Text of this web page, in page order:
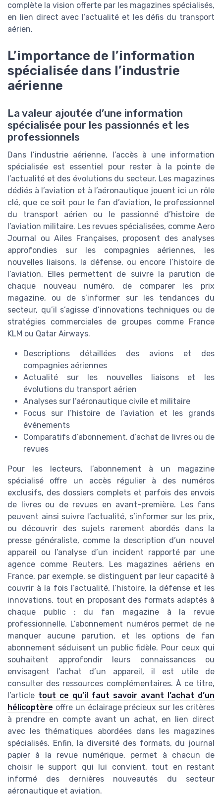
complète la vision offerte par les magazines spécialisés,
en lien direct avec l’actualité et les défis du transport
aérien.
L’importance de l’information
spécialisée dans l’industrie
aérienne
La valeur ajoutée d’une information
spécialisée pour les passionnés et les
professionnels
Dans l’industrie aérienne, l’accès à une information
spécialisée est essentiel pour rester à la pointe de
l’actualité et des évolutions du secteur. Les magazines
dédiés à l’aviation et à l’aéronautique jouent ici un rôle
clé, que ce soit pour le fan d’aviation, le professionnel
du transport aérien ou le passionné d’histoire de
l’aviation militaire. Les revues spécialisées, comme Aero
Journal ou Ailes Françaises, proposent des analyses
approfondies sur les compagnies aériennes, les
nouvelles liaisons, la défense, ou encore l’histoire de
l’aviation. Elles permettent de suivre la parution de
chaque nouveau numéro, de comparer les prix
magazine, ou de s’informer sur les tendances du
secteur, qu’il s’agisse d’innovations techniques ou de
stratégies commerciales de groupes comme France
KLM ou Qatar Airways.
Descriptions détaillées des avions et des
compagnies aériennes
Actualité sur les nouvelles liaisons et les
évolutions du transport aérien
Analyses sur l’aéronautique civile et militaire
Focus sur l’histoire de l’aviation et les grands
événements
Comparatifs d’abonnement, d’achat de livres ou de
revues
Pour les lecteurs, l’abonnement à un magazine
spécialisé offre un accès régulier à des numéros
exclusifs, des dossiers complets et parfois des envois
de livres ou de revues en avant-première. Les fans
peuvent ainsi suivre l’actualité, s’informer sur les prix,
ou découvrir des sujets rarement abordés dans la
presse généraliste, comme la description d’un nouvel
appareil ou l’analyse d’un incident rapporté par une
agence comme Reuters. Les magazines aériens en
France, par exemple, se distinguent par leur capacité à
couvrir à la fois l’actualité, l’histoire, la défense et les
innovations, tout en proposant des formats adaptés à
chaque public : du fan magazine à la revue
professionnelle. L’abonnement numéros permet de ne
manquer aucune parution, et les options de fan
abonnement séduisent un public fidèle. Pour ceux qui
souhaitent approfondir leurs connaissances ou
envisagent l’achat d’un appareil, il est utile de
consulter des ressources complémentaires. À ce titre,
l’article tout ce qu’il faut savoir avant l’achat d’un
hélicoptère offre un éclairage précieux sur les critères
à prendre en compte avant un achat, en lien direct
avec les thématiques abordées dans les magazines
spécialisés. Enfin, la diversité des formats, du journal
papier à la revue numérique, permet à chacun de
choisir le support qui lui convient, tout en restant
informé des dernières nouveautés du secteur
aéronautique et aviation.